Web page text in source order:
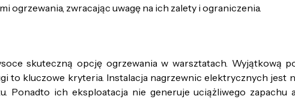
zwracając uwagę na ich zalety i ograniczenia.
skuteczną opcję ogrzewania w warsztatach. Wyjątkową
to kluczowe kryteria. Instalacja nagrzewnic elektrycznych jest
ich eksploatacja nie generuje uciążliwego zapachu